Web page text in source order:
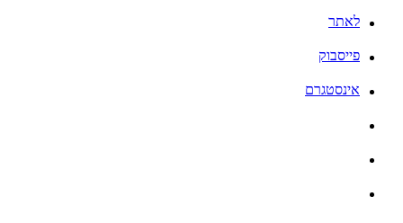
לאתר
פייסבוק
אינסטגרם